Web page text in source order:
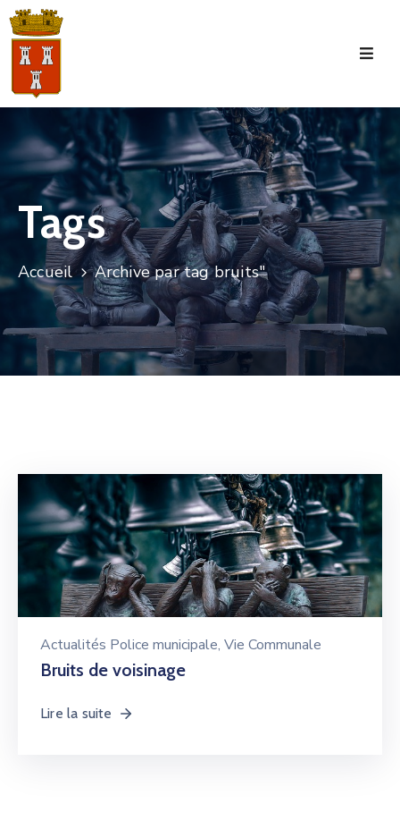
Accueil
Commune
Tourisme
Manifestations
Vie
Municipale
Services
Jeunesse
Tags
Accueil Archive par tag bruits"
Actualités Police municipale‚ Vie Communale
Bruits de voisinage
Lire la suite